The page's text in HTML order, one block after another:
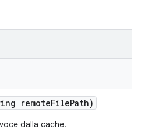
remoteFilePath)
dalla cache.